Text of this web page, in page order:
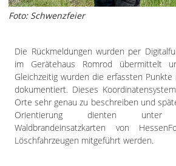
Foto: Schwenzfeier
Die Rückmeldungen wurden per
im Gerätehaus Romrod übermittelt
Gleichzeitig wurden die erfassten
dokumentiert. Dieses
Orte sehr genau zu beschreiben und
Orientierung dienten
Waldbrandeinsatzkarten von
Löschfahrzeugen mitgeführt werden.